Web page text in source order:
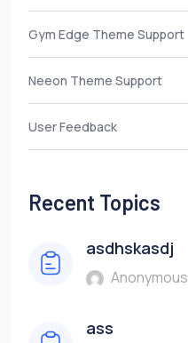
Gym Edge Theme Support
Neeon Theme Support
User Feedback
Recent Topics
asdhskasdj
Anonymous
ass